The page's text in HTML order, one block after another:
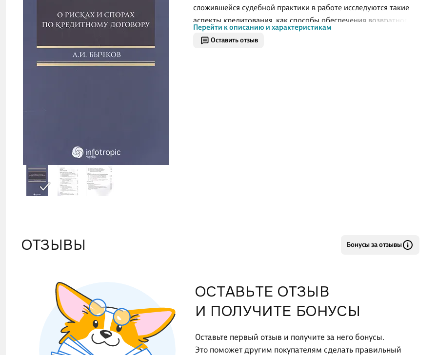
Оставить отзыв
сложившейся судебной практики в работе исследуются такие
аспекты кредитования, как способы обеспечения возвратности
кредитов (финансовые ковенанты, обеспечительная купля-
продажа имущества, участие в корпоративном договоре с
Перейти к описанию и характеристикам
ОТЗЫВЫ Бонусы за отзывы
ОСТАВЬТЕ ОТЗЫВ
И ПОЛУЧИТЕ БОНУСЫ
Оставьте первый отзыв и получите за него бонусы.
Это поможет другим покупателям сделать правильный